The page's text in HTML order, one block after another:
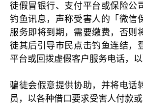
徒假冒银行、支付平台或保险公
钓鱼讯息，声称受害人的「微信
服务即将到期，需要缴费，否则
徒其后引导市民点击钓鱼连结，
平台或回拨虚假客户服务电话，以
骗徒会假意提供协助，并将电话
员，以各种借口要求受害人付款或